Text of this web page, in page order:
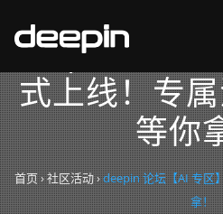
deepin 论坛
式上线！专
等你
首页›社区活动›deepin 论坛【AI 专区
拿！